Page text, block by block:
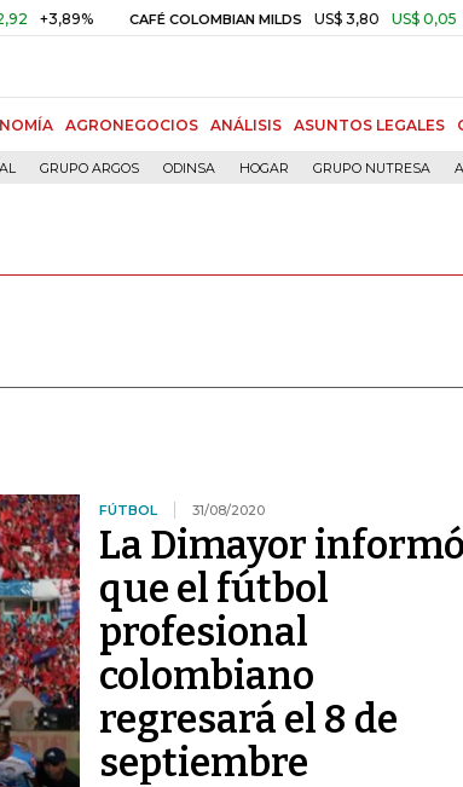
CAFÉ COLOMBIAN MILDS US$ 3,80 US$ 0,05 +1,40%
AGRONEGOCIOS ANÁLISIS ASUNTOS LEGALES
GRUPO ARGOS ODINSA HOGAR GRUPO NUTRESA
FÚTBOL 31/08/2020
La Dimayor
que el fútbol
profesional
colombiano
regresará el 8 de
septiembre